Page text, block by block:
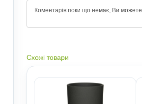
Коментарів поки що немає, Ви можете
Схожі товари